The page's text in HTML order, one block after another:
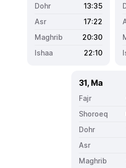
13:35
17:22
20:30
22:10
31, Ma